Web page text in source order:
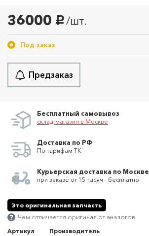
36000 руб. /шт.
Под заказ
Предзаказ
Бесплатный самовывоз
склад-магазин в Москве
Доставка по РФ
По тарифам ТК
Курьерская доставка по Москве
при заказе от 15 тысяч - бесплатно
Это оригинальная запчасть
Чем отличается оригинал от аналогов
Артикул
Производитель